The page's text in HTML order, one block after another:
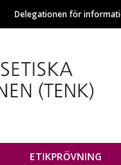
Delegationen för
ETIKPRÖVNING